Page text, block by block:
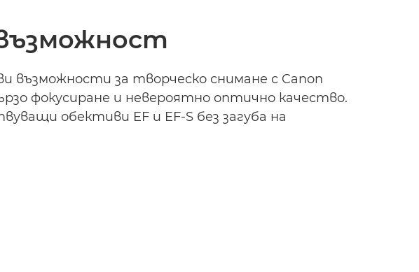
за творческо снимане с Canon
фокусиране и невероятно оптично качество.
обективи EF и EF-S без загуба на